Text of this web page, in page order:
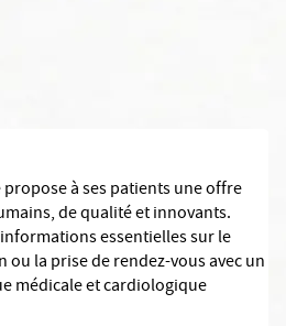
à ses patients une offre
de qualité et innovants.
essentielles sur le
la prise de rendez-vous avec un
médicale et cardiologique